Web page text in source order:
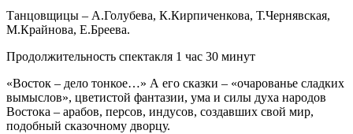
Танцовщицы – А.Голубева, К.Кирпиченкова, Т.Чернявская,
М.Крайнова, Е.Бреева.
Продолжительность спектакля 1 час 30 минут
«Восток – дело тонкое…» А его сказки – «очарованье сладких
вымыслов», цветистой фантазии, ума и силы духа народов
Востока – арабов, персов, индусов, создавших свой мир,
подобный сказочному дворцу.